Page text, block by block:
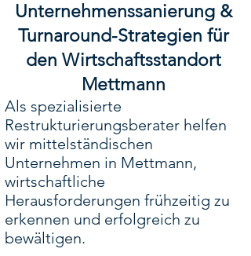
Unternehmenssanierung &
Turnaround-Strategien für
den Wirtschaftsstandort
Mettmann
Als spezialisierte
Restrukturierungsberater helfen
wir mittelständischen
Unternehmen in Mettmann,
wirtschaftliche
Herausforderungen frühzeitig zu
erkennen und erfolgreich zu
bewältigen.